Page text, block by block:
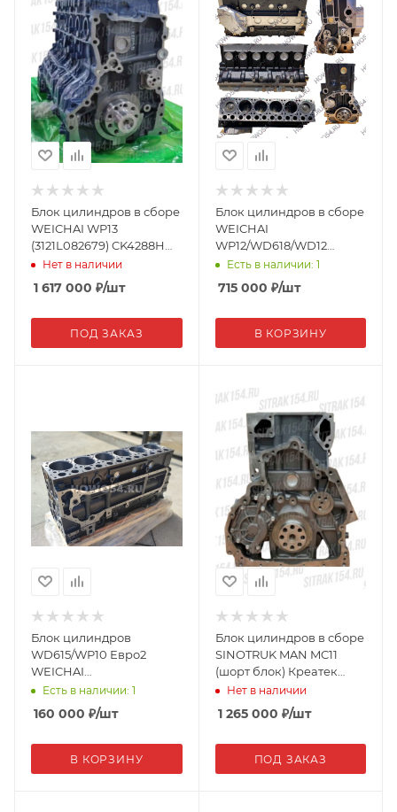
Блок цилиндров в сборе
WEICHAI WP13
(3121L082679) CK4288H
1003082506-ZGJ
Нет в наличии
1 617 000 ₽/шт
ПОД ЗАКАЗ
Блок цилиндров в сборе
WEICHAI
WP12/WD618/WD12
2клап.(шорт блок)
Креатек CK3079H
Есть в наличии: 1
715 000 ₽/шт
В КОРЗИНУ
Блок цилиндров
WD615/WP10 Евро2
WEICHAI
(SHAANXI/HOWO
Универсальный
длинная крышка)
Есть в наличии: 1
160 000 ₽/шт
В КОРЗИНУ
Блок цилиндров в сборе
SINOTRUK MAN MC11
(шорт блок) Креатек
CK3761H 202-01102-6481-
Нет в наличии
1 265 000 ₽/шт
ПОД ЗАКАЗ